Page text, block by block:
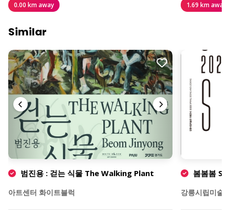
0.00 km away 1.69 km away
Similar
범진용 : 걷는 식물 The Walking Plant
아트센터 화이트블럭
봄봄봄
강릉시립미술